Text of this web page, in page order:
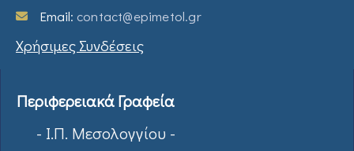
Email: contact@epimetol.gr
Χρήσιμες Συνδέσεις
Περιφερειακά Γραφεία
- Ι.Π. Μεσολογγίου -